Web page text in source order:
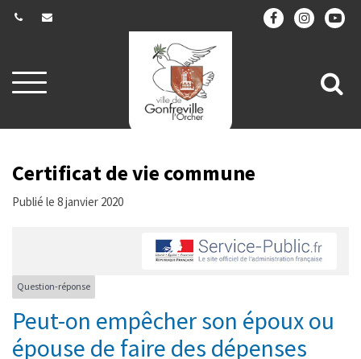
Aller
à
navigation
à
Certificat de vie commune
Publié le 8 janvier 2020
Question-réponse
Peut-on empêcher son époux ou
épouse de faire des dépenses